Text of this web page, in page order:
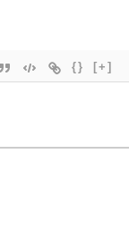
{} [+]